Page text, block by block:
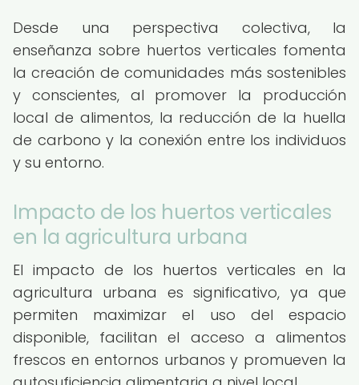
Desde una perspectiva colectiva, la
enseñanza sobre huertos verticales fomenta
la creación de comunidades más sostenibles
y conscientes, al promover la producción
local de alimentos, la reducción de la huella
de carbono y la conexión entre los individuos
y su entorno.
Impacto de los huertos verticales
en la agricultura urbana
El impacto de los huertos verticales en la
agricultura urbana es significativo, ya que
permiten maximizar el uso del espacio
disponible, facilitan el acceso a alimentos
frescos en entornos urbanos y promueven la